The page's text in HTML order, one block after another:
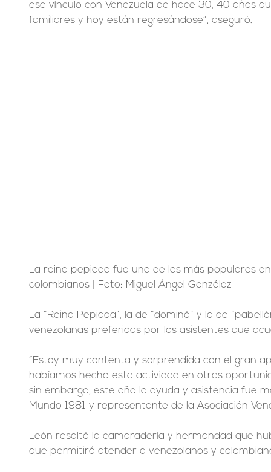
ese vínculo con Venezuela de hace 30, 40 años
familiares y hoy están regresándose”, aseguró.
La reina pepiada fue una de las más populares
colombianos | Foto: Miguel Ángel González
La “Reina Pepiada”, la de “dominó” y la de
venezolanas preferidas por los asistentes que
“Estoy muy contenta y sorprendida con el gran
habíamos hecho esta actividad en otras
sin embargo, este año la ayuda y asistencia fue
Mundo 1981 y representante de la Asociación
León resaltó la camaradería y hermandad que
que permitirá atender a venezolanos y